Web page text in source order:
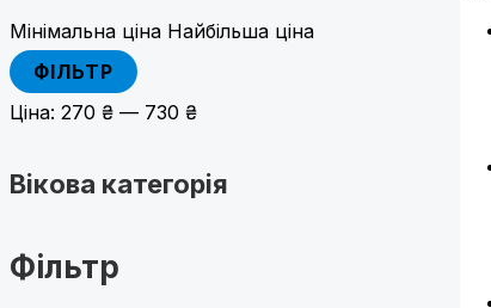
Мінімальна ціна Найбільша ціна
ФІЛЬТР
Ціна: 270 ₴ — 730 ₴
Вікова категорія
Фільтр